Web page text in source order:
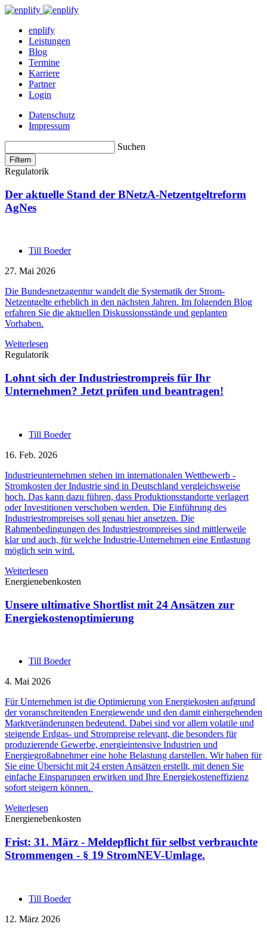
enplify
Leistungen
Blog
Termine
Karriere
Partner
Login
Datenschutz
Impressum
Suchen
Filtern
Regulatorik
Der aktuelle Stand der BNetzA-Netzentgeltreform
AgNes
Till Boeder
27. Mai 2026
Die Bundesnetzagentur wandelt die Systematik der Strom-
Netzentgelte erheblich in den nächsten Jahren. Im folgenden Blog
erfahren Sie die aktuellen Diskussionsstände und geplanten
Vorhaben.
Weiterlesen
Regulatorik
Lohnt sich der Industriestrompreis für Ihr
Unternehmen? Jetzt prüfen und beantragen!
Till Boeder
16. Feb. 2026
Industrieunternehmen stehen im internationalen Wettbewerb -
Stromkosten der Industrie sind in Deutschland vergleichsweise
hoch. Das kann dazu führen, dass Produktionsstandorte verlagert
oder Investitionen verschoben werden. Die Einführung des
Industriestrompreises soll genau hier ansetzen. Die
Rahmenbedingungen des Industriestrompreises sind mittlerweile
klar und auch, für welche Industrie-Unternehmen eine Entlastung
möglich sein wird.
Weiterlesen
Energienebenkosten
Unsere ultimative Shortlist mit 24 Ansätzen zur
Energiekostenoptimierung
Till Boeder
4. Mai 2026
Für Unternehmen ist die Optimierung von Energiekosten aufgrund
der voranschreitenden Energiewende und den damit einhergehenden
Marktveränderungen bedeutend. Dabei sind vor allem volatile und
steigende Erdgas- und Strompreise relevant, die besonders für
produzierende Gewerbe, energieintensive Industrien und
Energiegroßabnehmer eine hohe Belastung darstellen. Wir haben für
Sie eine Übersicht mit 24 ersten Ansätzen erstellt, mit denen Sie
einfache Einsparungen erwirken und Ihre Energiekosteneffizienz
sofort steigern können.
Weiterlesen
Energienebenkosten
Frist: 31. März - Meldepflicht für selbst verbrauchte
Strommengen - § 19 StromNEV-Umlage.
Till Boeder
12. März 2026